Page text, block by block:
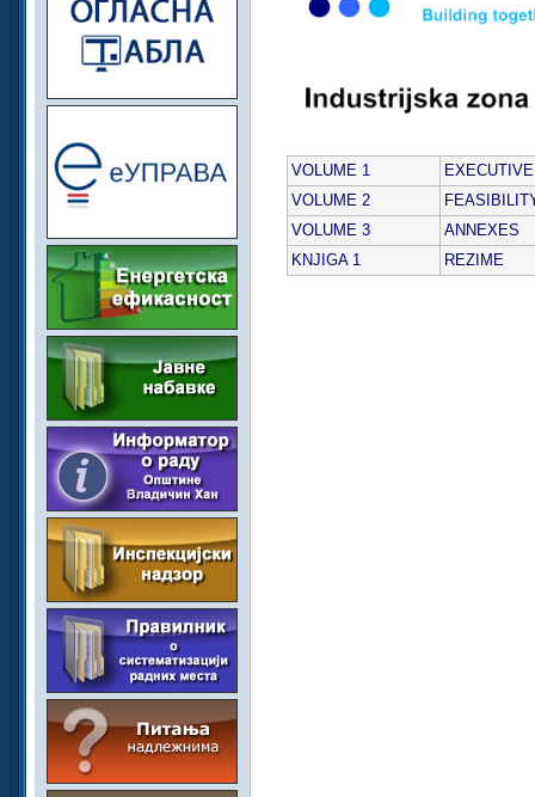
VOLUME 1
VOLUME 2
VOLUME 3
ANNEXES
KNJIGA 1
REZIME